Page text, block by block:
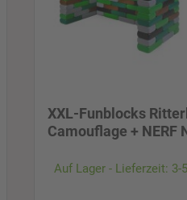
XXL-Funblocks
Camouflage + NERF
Auf Lager - Lieferzeit: 3-